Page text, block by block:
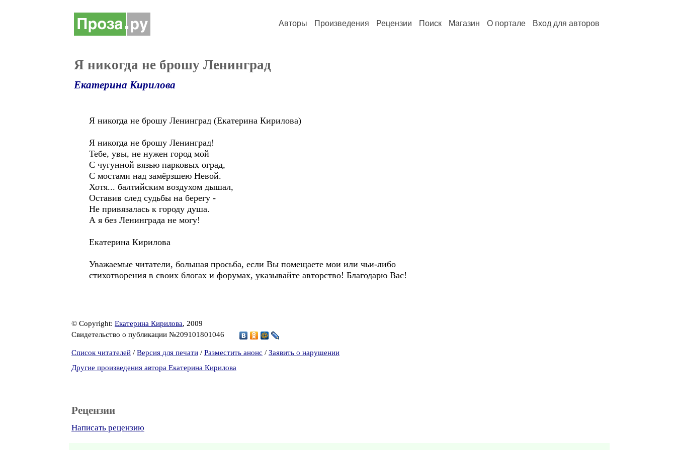
Авторы Произведения Рецензии Поиск Магазин О портале Вход для авторов
Я никогда не брошу Ленинград
Екатерина Кирилова
Я никогда не брошу Ленинград (Екатерина Кирилова)
Я никогда не брошу Ленинград!
Тебе, увы, не нужен город мой
С чугунной вязью парковых оград,
С мостами над замёрзшею Невой.
Хотя... балтийским воздухом дышал,
Оставив след судьбы на берегу -
Не привязалась к городу душа.
А я без Ленинграда не могу!
Екатерина Кирилова
Уважаемые читатели, большая просьба, если Вы помещаете мои или чьи-либо
стихотворения в своих блогах и форумах, указывайте авторство! Благодарю Вас!
© Copyright: Екатерина Кирилова, 2009
Свидетельство о публикации №209101801046
Список читателей / Версия для печати / Разместить анонс / Заявить о нарушении
Другие произведения автора Екатерина Кирилова
Рецензии
Написать рецензию